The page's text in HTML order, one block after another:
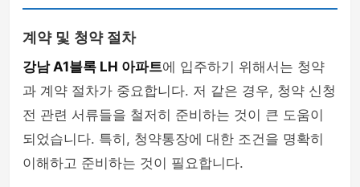
계약 및 청약 절차
강남 A1블록 LH 아파트에 입주하기 위해서는 청약
과 계약 절차가 중요합니다. 저 같은 경우, 청약 신청
전 관련 서류들을 철저히 준비하는 것이 큰 도움이
되었습니다. 특히, 청약통장에 대한 조건을 명확히
이해하고 준비하는 것이 필요합니다.